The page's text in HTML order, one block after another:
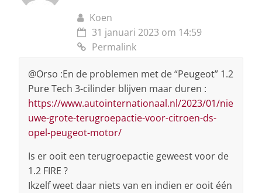
Koen
31 januari 2023 om 14:59
Permalink
@Orso :En de problemen met de “Peugeot” 1.2
Pure Tech 3-cilinder blijven maar duren :
https://www.autointernationaal.nl/2023/01/nie
uwe-grote-terugroepactie-voor-citroen-ds-
opel-peugeot-motor/
Is er ooit een terugroepactie geweest voor de
1.2 FIRE ?
Ikzelf weet daar niets van en indien er ooit één